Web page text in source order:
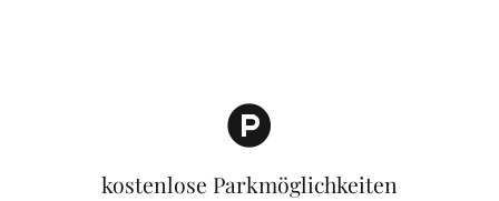
kostenlose Parkmöglichkeiten